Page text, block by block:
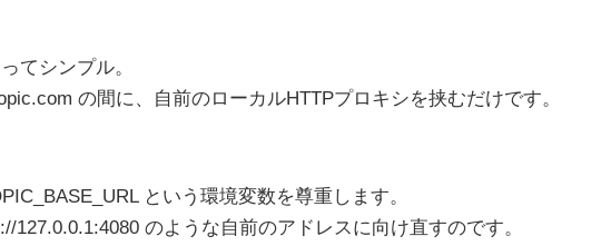
てシンプル。
の間に、自前のローカルHTTPプロキシを挟むだけです。
という環境変数を尊重します。
127.0.0.1:4080 のような自前のアドレスに向け直すのです。